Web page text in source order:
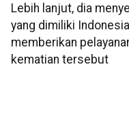
Lebih lanjut, dia
yang dimiliki
memberikan
kematian tersebut